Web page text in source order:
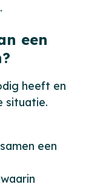
een
heeft en
situatie.
een